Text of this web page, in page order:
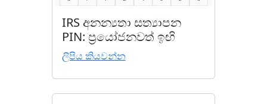
IRS අනන්‍යතා සත්‍යාපන
PIN: ප්‍රයෝජනවත් ඉඟි
ලිපිය කියවන්න